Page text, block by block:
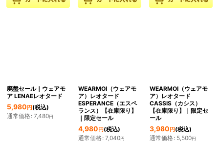
廃盤セール｜ウェアモ
ア LENAEレオタード
5,980 円 (税込)
通常価格: 7,480円
WEARMOI（ウェアモ
ア）レオタード
ESPERANCE（エスペ
ランス）【在庫限り】
｜限定セール
4,980 円(税込)
通常価格: 7,040円
WEARMOI（ウェアモ
ア）レオタード
CASSIS（カシス）
【在庫限り】｜限定セ
ール
3,980 円(税込)
通常価格: 5,500円